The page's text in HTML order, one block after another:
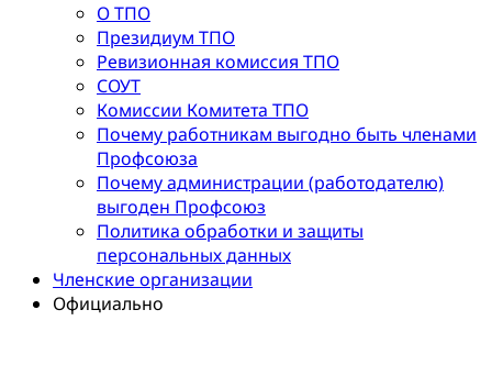
О ТПО
Президиум ТПО
Ревизионная комиссия ТПО
СОУТ
Комиссии Комитета ТПО
Почему работникам выгодно быть членами
Профсоюза
Почему администрации (работодателю)
выгоден Профсоюз
Политика обработки и защиты
персональных данных
Членские организации
Официально